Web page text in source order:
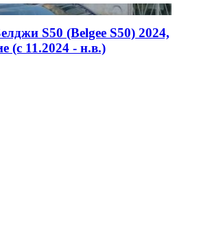
S50 (Belgee S50) 2024,
(c 11.2024 - н.в.)